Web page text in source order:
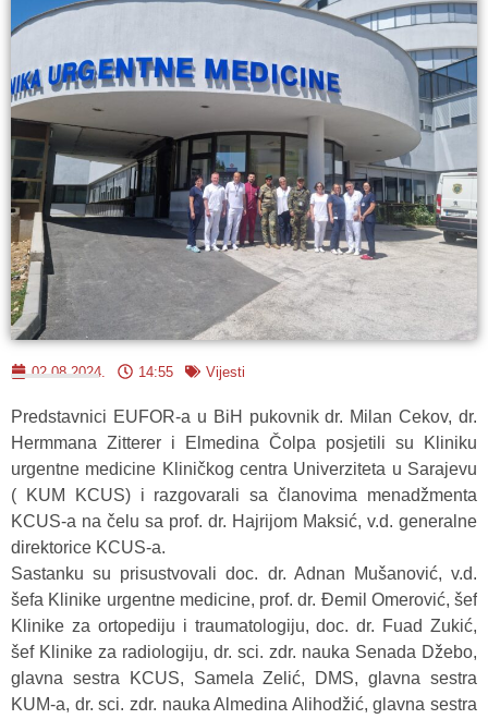
02.08.2024. 14:55 Vijesti
Predstavnici EUFOR-a u BiH pukovnik dr. Milan Cekov, dr.
Hermmana Zitterer i Elmedina Čolpa posjetili su Kliniku
urgentne medicine Kliničkog centra Univerziteta u Sarajevu
( KUM KCUS) i razgovarali sa članovima menadžmenta
KCUS-a na čelu sa prof. dr. Hajrijom Maksić, v.d. generalne
direktorice KCUS-a.
Sastanku su prisustvovali doc. dr. Adnan Mušanović, v.d.
šefa Klinike urgentne medicine, prof. dr. Đemil Omerović, šef
Klinike za ortopediju i traumatologiju, doc. dr. Fuad Zukić,
šef Klinike za radiologiju, dr. sci. zdr. nauka Senada Džebo,
glavna sestra KCUS, Samela Zelić, DMS, glavna sestra
KUM-a, dr. sci. zdr. nauka Almedina Alihodžić, glavna sestra